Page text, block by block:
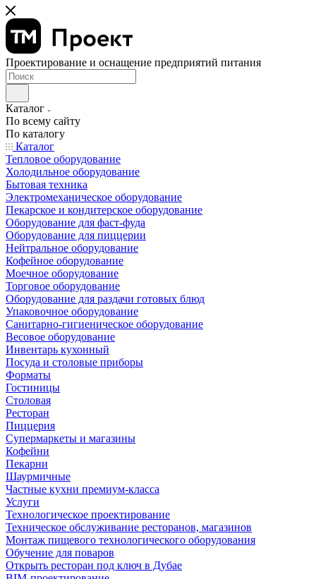
Проектирование и оснащение предприятий питания
Каталог
По всему сайту
По каталогу
Каталог
Тепловое оборудование
Холодильное оборудование
Бытовая техника
Электромеханическое оборудование
Пекарское и кондитерское оборудование
Оборудование для фаст-фуда
Оборудование для пиццерии
Нейтральное оборудование
Кофейное оборудование
Моечное оборудование
Торговое оборудование
Оборудование для раздачи готовых блюд
Упаковочное оборудование
Санитарно-гигиеническое оборудование
Весовое оборудование
Инвентарь кухонный
Посуда и столовые приборы
Форматы
Гостиницы
Столовая
Ресторан
Пиццерия
Супермаркеты и магазины
Кофейни
Пекарни
Шаурмичные
Частные кухни премиум-класса
Услуги
Технологическое проектирование
Техническое обслуживание ресторанов, магазинов
Монтаж пищевого технологического оборудования
Обучение для поваров
Открыть ресторан под ключ в Дубае